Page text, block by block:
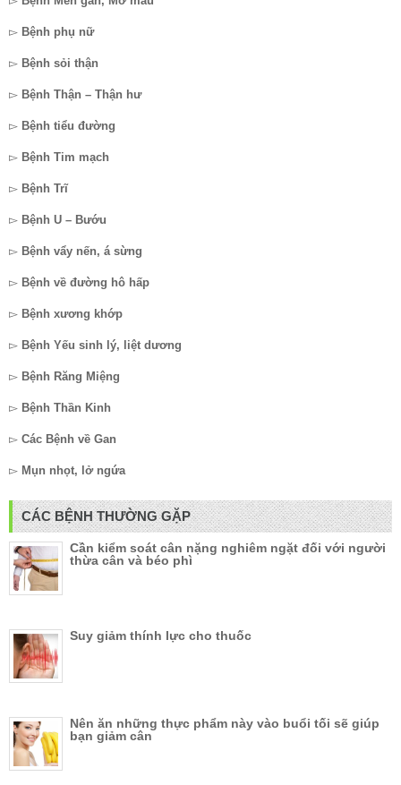
▻ Bệnh phụ nữ
▻ Bệnh sỏi thận
▻ Bệnh Thận – Thận hư
▻ Bệnh tiểu đường
▻ Bệnh Tim mạch
▻ Bệnh Trĩ
▻ Bệnh U – Bướu
▻ Bệnh vẩy nến, á sừng
▻ Bệnh về đường hô hấp
▻ Bệnh xương khớp
▻ Bệnh Yếu sinh lý, liệt dương
▻ Bệnh Răng Miệng
▻ Bệnh Thần Kinh
▻ Các Bệnh về Gan
▻ Mụn nhọt, lở ngứa
CÁC BỆNH THƯỜNG GẶP
Cần kiểm soát cân nặng nghiêm ngặt đối với người
thừa cân và béo phì
Suy giảm thính lực cho thuốc
Nên ăn những thực phẩm này vào buổi tối sẽ giúp
bạn giảm cân